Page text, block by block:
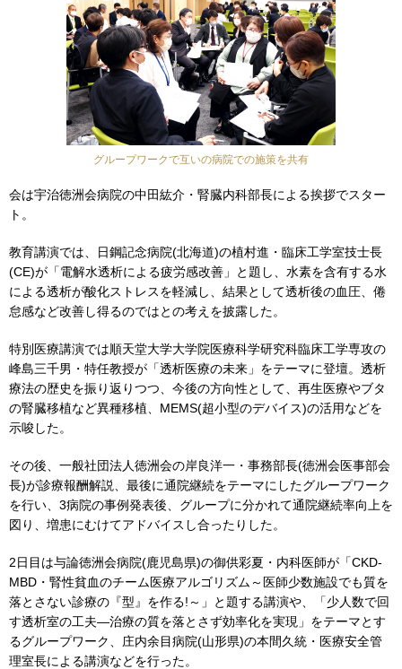
グループワークで互いの病院での施策を共有
会は宇治徳洲会病院の中田紘介・腎臓内科部長による挨拶でスター
ト。
教育講演では、日鋼記念病院(北海道)の植村進・臨床工学室技士長
(CE)が「電解水透析による疲労感改善」と題し、水素を含有する水
による透析が酸化ストレスを軽減し、結果として透析後の血圧、倦
怠感など改善し得るのではとの考えを披露した。
特別医療講演では順天堂大学大学院医療科学研究科臨床工学専攻の
峰島三千男・特任教授が「透析医療の未来」をテーマに登壇。透析
療法の歴史を振り返りつつ、今後の方向性として、再生医療やブタ
の腎臓移植など異種移植、MEMS(超小型のデバイス)の活用などを
示唆した。
その後、一般社団法人徳洲会の岸良洋一・事務部長(徳洲会医事部会
長)が診療報酬解説、最後に通院継続をテーマにしたグループワーク
を行い、3病院の事例発表後、グループに分かれて通院継続率向上を
図り、増患にむけてアドバイスし合ったりした。
2日目は与論徳洲会病院(鹿児島県)の御供彩夏・内科医師が「CKD-
MBD・腎性貧血のチーム医療アルゴリズム～医師少数施設でも質を
落とさない診療の『型』を作る!～」と題する講演や、「少人数で回
す透析室の工夫―治療の質を落とさず効率化を実現」をテーマとす
るグループワーク、庄内余目病院(山形県)の本間久統・医療安全管
理室長による講演などを行った。